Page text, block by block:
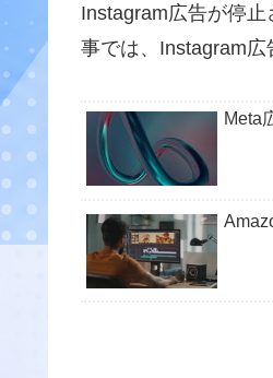
Instagram広告が停
事では、Instagram広
Meta